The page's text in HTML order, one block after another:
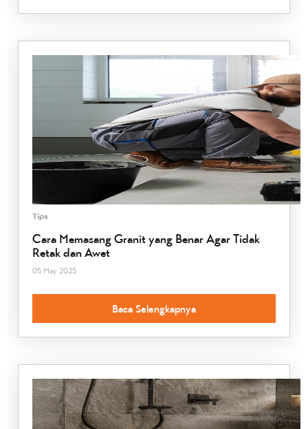
Tips
Cara Memasang Granit yang Benar Agar Tidak
Retak dan Awet
05 May 2025
Baca Selengkapnya